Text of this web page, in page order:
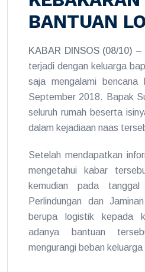
BANTUAN
KABAR DINSOS (08/10) –
terjadi dengan keluarga
saja mengalami
September 2018. Bapak
seluruh rumah beserta
dalam kejadiaan naas
Setelah mendapatkan
mengetahui kabar
kemudian pada
Perlindungan dan
berupa logistik kepada
adanya bantuan
mengurangi beban